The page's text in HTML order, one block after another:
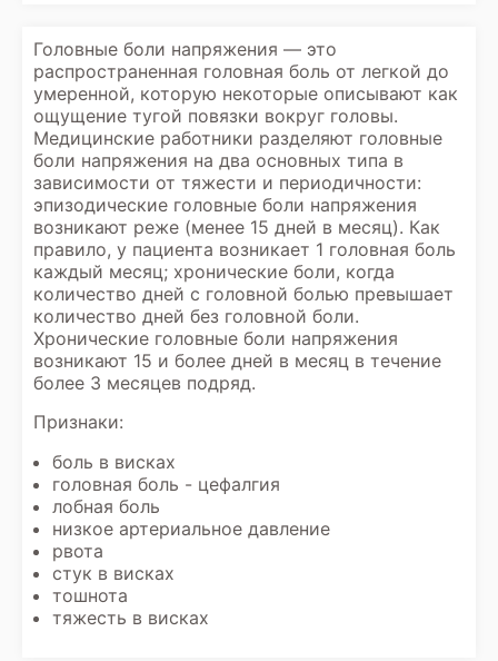
Головные боли напряжения — это
распространенная головная боль от легкой до
умеренной, которую некоторые описывают как
ощущение тугой повязки вокруг головы.
Медицинские работники разделяют головные
боли напряжения на два основных типа в
зависимости от тяжести и периодичности:
эпизодические головные боли напряжения
возникают реже (менее 15 дней в месяц). Как
правило, у пациента возникает 1 головная боль
каждый месяц; хронические боли, когда
количество дней с головной болью превышает
количество дней без головной боли.
Хронические головные боли напряжения
возникают 15 и более дней в месяц в течение
более 3 месяцев подряд.
Признаки:
боль в висках
головная боль - цефалгия
лобная боль
низкое артериальное давление
рвота
стук в висках
тошнота
тяжесть в висках